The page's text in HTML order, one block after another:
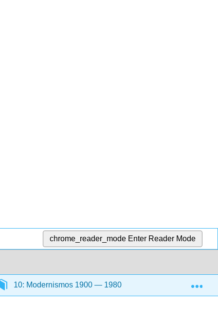
chrome_reader_mode Enter Reader Mode
10: Modernismos 1900 — 1980 10.16: